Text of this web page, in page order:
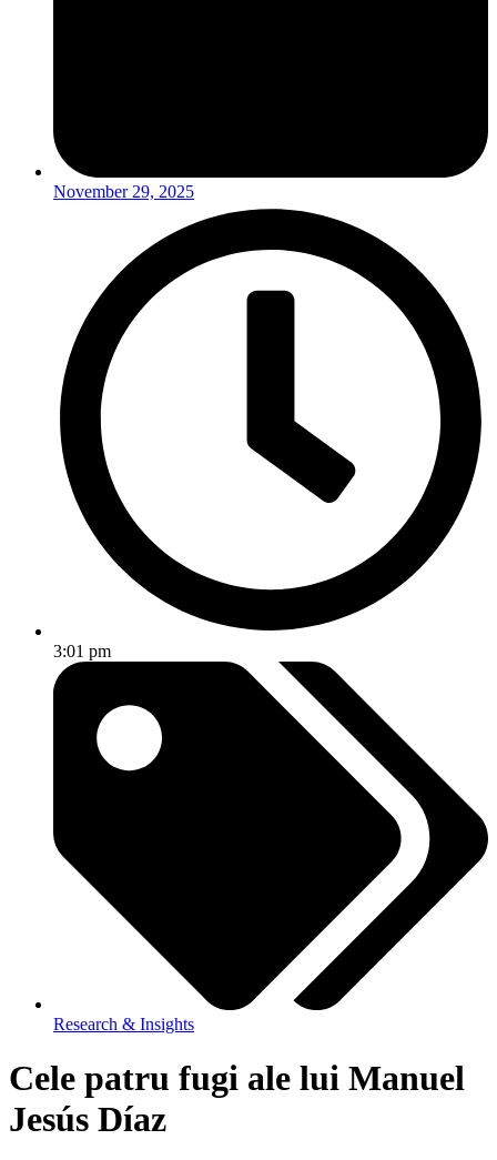
November 29, 2025
3:01 pm
Research & Insights
Cele patru fugi ale lui Manuel
Jesús Díaz